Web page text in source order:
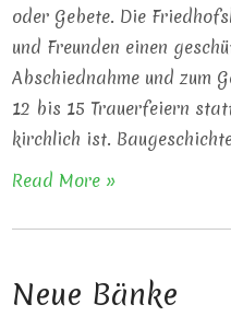
oder Gebete. Die
und Freunden einen
Abschiednahme und zum
12 bis 15 Trauerfeiern
kirchlich ist.
Read More »
Neue Bänke